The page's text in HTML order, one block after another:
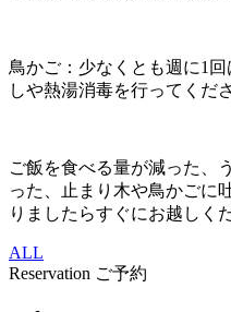
鳥かご：少なくとも週に1
しや熱湯消毒を行ってくだ
ご飯を食べる量が減った、
った、止まり木や鳥かごに
りましたらすぐにお越しく
ALL
Reservation ご予約